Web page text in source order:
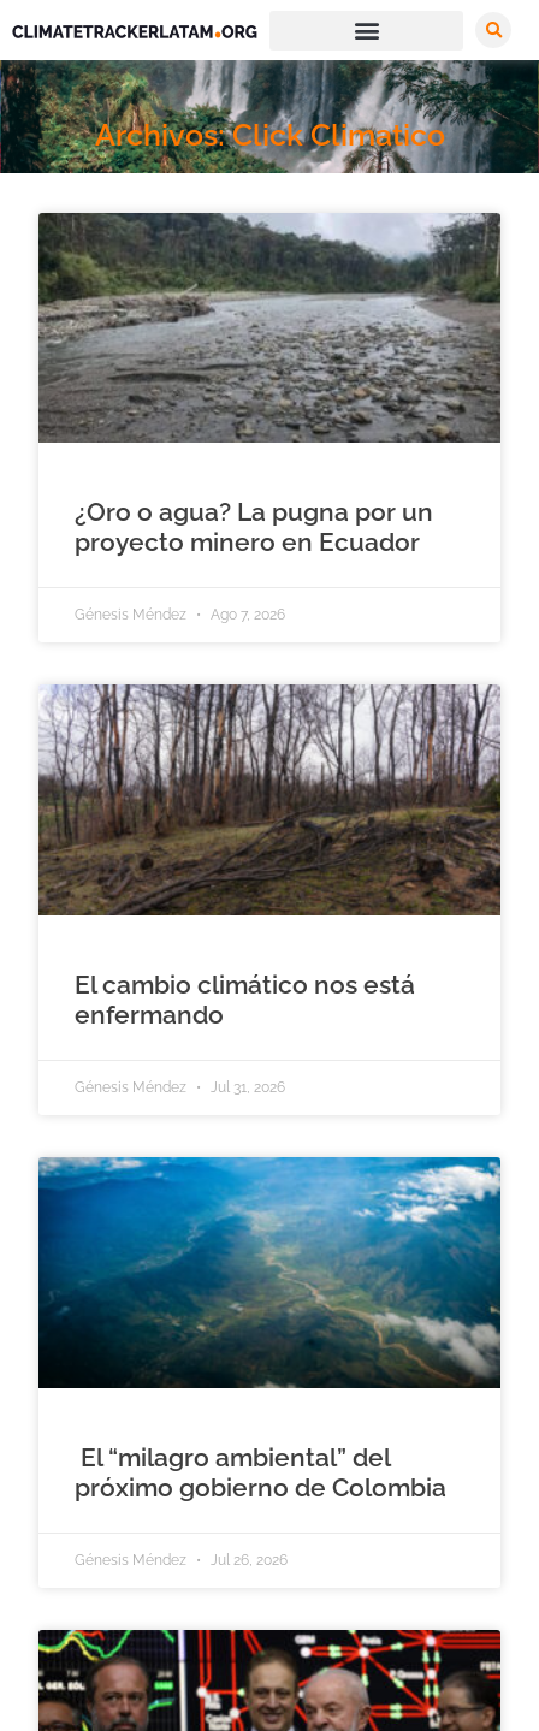
Archivos: Click Climatico
¿Oro o agua? La pugna por un
proyecto minero en Ecuador
Génesis Méndez Ago 7, 2026
El cambio climático nos está
enfermando
Génesis Méndez Jul 31, 2026
El “milagro ambiental” del
próximo gobierno de Colombia
Génesis Méndez Jul 26, 2026